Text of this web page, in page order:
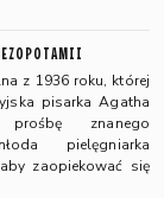
z 1936 roku, której
pisarka Agatha
znanego
pielęgniarka
zaopiekować się